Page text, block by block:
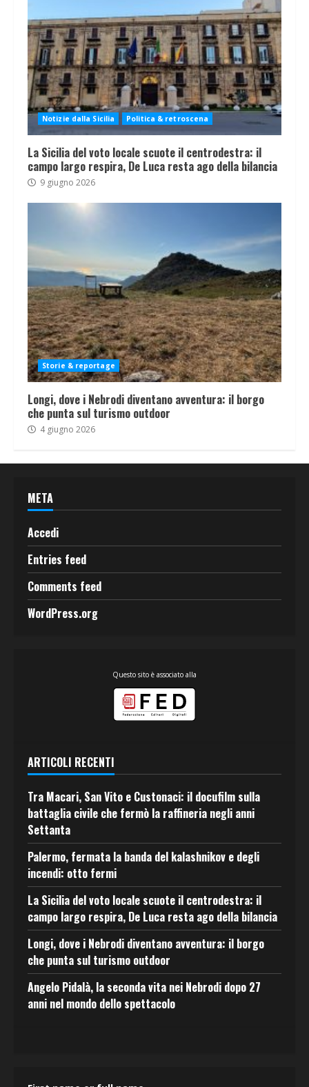
Notizie dalla Sicilia Politica & retroscena
La Sicilia del voto locale scuote il centrodestra: il
campo largo respira, De Luca resta ago della bilancia
9 giugno 2026
Storie & reportage
Longi, dove i Nebrodi diventano avventura: il borgo
che punta sul turismo outdoor
4 giugno 2026
META
Accedi
Entries feed
Comments feed
WordPress.org
Questo sito è associato alla
ARTICOLI RECENTI
Tra Macari, San Vito e Custonaci: il docufilm sulla
battaglia civile che fermò la raffineria negli anni
Settanta
Palermo, fermata la banda del kalashnikov e degli
incendi: otto fermi
La Sicilia del voto locale scuote il centrodestra: il
campo largo respira, De Luca resta ago della bilancia
Longi, dove i Nebrodi diventano avventura: il borgo
che punta sul turismo outdoor
Angelo Pidalà, la seconda vita nei Nebrodi dopo 27
anni nel mondo dello spettacolo